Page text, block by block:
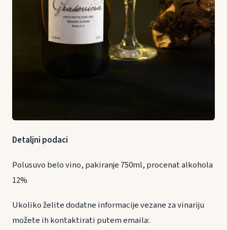
Detaljni podaci
Polusuvo belo vino, pakiranje 750ml, procenat alkohola
12%
Ukoliko želite dodatne informacije vezane za vinariju
možete ih kontaktirati putem emaila: